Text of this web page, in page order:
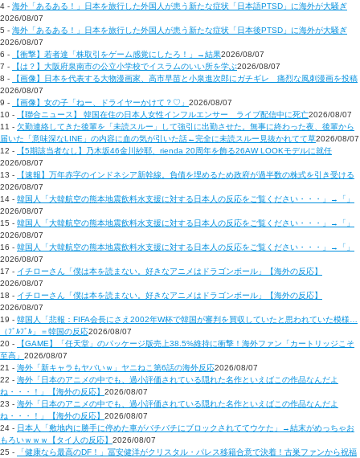
4 - 海外「あるある！」日本を旅行した外国人が患う新たな症状「日本語PTSD」に海外が大騒ぎ
2026/08/07
5 - 海外「あるある！」日本を旅行した外国人が患う新たな症状「日本後PTSD」に海外が大騒ぎ
2026/08/07
6 -
【衝撃】若者達「株取引をゲーム感覚にしたろ！」→結果2026/08/07
7 -
【は？】大阪府泉南市の公立小学校でイスラムのいい所を学ぶ2026/08/07
8 -
【画像】日本を代表する大物漫画家、高市早苗と小泉進次郎にガチギレ 痛烈な風刺漫画を投稿
2026/08/07
9 -
【画像】女の子「ねー、ドライヤーかけて？♡」 2026/08/07
10 -
【聯合ニュース】 韓国在住の日本人女性インフルエンサー ライブ配信中に死亡2026/08/07
11 - 欠勤連絡してきた後輩を「未読スルー」して強引に出勤させた。無事に終わった夜、後輩から
届いた「意味深なLINE」の内容に血の気が引いた話←完全に未読スルー見抜かれてて草2026/08/07
12 -
【5期該当者なし】乃木坂46金川紗耶、rienda 20周年を飾る26AW LOOKモデルに就任
2026/08/07
13 -
【速報】万年赤字のインドネシア新幹線。負債を埋めるため政府が過半数の株式を引き受ける
2026/08/07
14 - 韓国人「大韓航空の熊本地震飲料水支援に対する日本人の反応をご覧ください・・・」→「」
2026/08/07
15 - 韓国人「大韓航空の熊本地震飲料水支援に対する日本人の反応をご覧ください・・・」→「」
2026/08/07
16 - 韓国人「大韓航空の熊本地震飲料水支援に対する日本人の反応をご覧ください・・・」→「」
2026/08/07
17 - イチローさん「僕は本を読まない。好きなアニメはドラゴンボール」【海外の反応】
2026/08/07
18 - イチローさん「僕は本を読まない。好きなアニメはドラゴンボール」【海外の反応】
2026/08/07
19 - 韓国人「悲報：FIFA会長にさえ2002年W杯で韓国が審判を買収していたと思われていた模様…
（ﾌﾞﾙﾌﾞﾙ」＝韓国の反応2026/08/07
20 -
【GAME】「任天堂」のパッケージ版売上38.5%維持に衝撃！海外ファン「カートリッジこそ
至高」 2026/08/07
21 - 海外「新キャラもヤバいｗ」ヤニねこ第6話の海外反応2026/08/07
22 - 海外「日本のアニメの中でも、過小評価されている隠れた名作といえばこの作品なんだよ
ね・・・！」【海外の反応】 2026/08/07
23 - 海外「日本のアニメの中でも、過小評価されている隠れた名作といえばこの作品なんだよ
ね・・・！」【海外の反応】 2026/08/07
24 - 日本人「敷地内に勝手に停めた車がバチバチにブロックされててウケた」→結末がめっちゃお
もろいｗｗｗ【タイ人の反応】 2026/08/07
25 -
「健康なら最高のDF！」冨安健洋がクリスタル・パレス移籍合意で決着！古巣ファンから祝福